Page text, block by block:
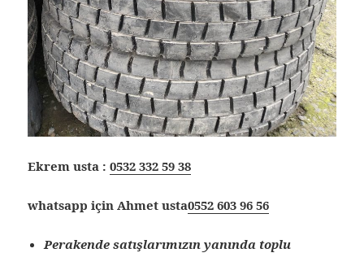
Ekrem usta :0532 332 59 38
whatsapp için Ahmet usta0552 603 96 56
Perakende satışlarımızın yanında toplu